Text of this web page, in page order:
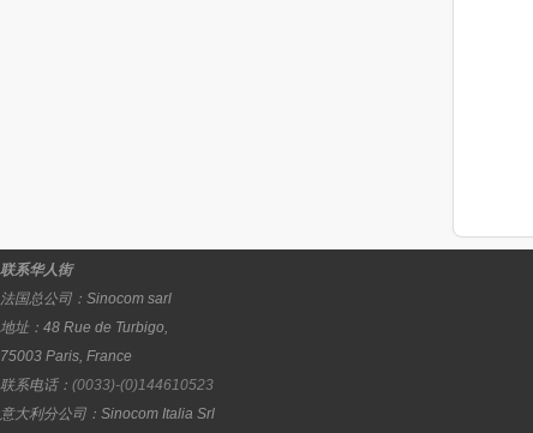
联系华人街
法国总公司： Sinocom sarl
地址： 48 Rue de Turbigo,
75003 Paris, France
联系电话： (0033)-(0)144610523
意大利分公司： Sinocom Italia Srl